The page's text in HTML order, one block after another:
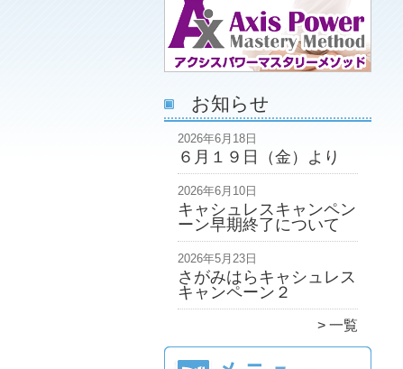
お知らせ
2026年6月18日
６月１９日（金）より
2026年6月10日
キャシュレスキャンペン
ーン早期終了について
2026年5月23日
さがみはらキャシュレス
キャンペーン２
一覧